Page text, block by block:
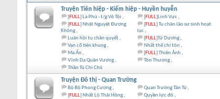
Truyện Tiên hiệp - Kiếm hiệp - Huyền huyễn
[FULL] La Phù - t/g Vô Tội [FULL]Linh Vực
[FULL] Nhật Nguyệt Đương
Không
[FULL] Tu chân lão sư sinh hoạt
lục
Luân hồi tu chân quyết
[FULL]Tử Dương
Vạn cổ tiên khung
Nhất thế chí tôn
Ma Ẩn
[FULL] Thiên Ảnh
Vĩnh Dạ Quân Vương
Tôn Thượng
Thần Tú Chi Chủ
Truyện Đô thị - Quan Trường
Bộ Bộ Phong Cương
Quan Trường Tân Tú
[FULL] Nhất Lộ Thải Hồng
Quyền lực đỏ